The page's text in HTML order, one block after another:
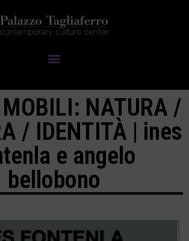
MOBILI: NATURA /
/ IDENTITÀ | ines
e angelo
bellobono